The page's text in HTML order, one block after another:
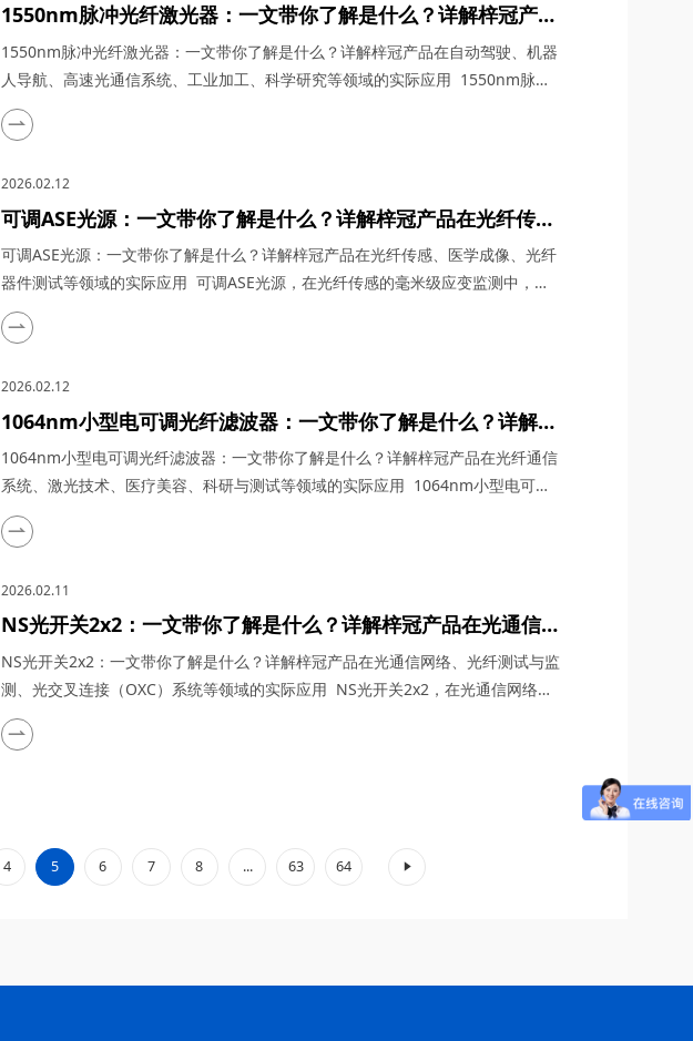
1550nm脉冲光纤激光器：一文带你了解是什么？详解梓冠产品
在自动驾驶、机器人导航、高速光通信系统、工业加工、科学研
究等领域的实际应用
1550nm脉冲光纤激光器：一文带你了解是什么？详解梓冠产品在自动驾驶、机器
人导航、高速光通信系统、工业加工、科学研究等领域的实际应用 1550nm脉冲
光纤激光器，在激光技术迅猛发展的今天，凭借其独特的光谱特性和卓越的性能，
成为众多高科技领域的核心组件。四川梓冠光电将详细解析这款激光器的技术原
统、工业加工以及科学研...
2026.02.12
可调ASE光源：一文带你了解是什么？详解梓冠产品在光纤传
感、医学成像、光纤器件测试等领域的实际应用
可调ASE光源：一文带你了解是什么？详解梓冠产品在光纤传感、医学成像、光纤
器件测试等领域的实际应用 可调ASE光源，在光纤传感的毫米级应变监测中，在
医学成像的微米级组织分辨中，在光器件测试的皮秒级时域分析中，凭借其超宽光
谱调谐能力、高功率密度及卓越的平坦度控制（≤3dB），正在重新定义光电子系
深度解析这款产品的创新...
2026.02.12
1064nm小型电可调光纤滤波器：一文带你了解是什么？详解梓
冠产品在光纤通信系统、激光技术、医疗美容、科研与测试等领
域的实际应用
1064nm小型电可调光纤滤波器：一文带你了解是什么？详解梓冠产品在光纤通信
系统、激光技术、医疗美容、科研与测试等领域的实际应用 1064nm小型电可调
光纤滤波器，在光通信、激光加工、生物医学等前沿领域，凭借其毫秒级动态调谐
能力、超窄带宽控制精度及全光纤结构优势，正在重塑光电子系统的性能边界。四
新价值。 ...
2026.02.11
NS光开关2x2：一文带你了解是什么？详解梓冠产品在光通信网
络、光纤测试与监测、光交叉连接（OXC）系统等领域的实际应
用
NS光开关2x2：一文带你了解是什么？详解梓冠产品在光通信网络、光纤测试与监
测、光交叉连接（OXC）系统等领域的实际应用 NS光开关2x2，在光通信网络流
量以每年40%的速度增长、数据中心互联需求突破100Tbps的今天，凭借其全固态
结构、微秒级切换速度和超低损耗特性，正在重塑光网络架构的底层逻辑。四川梓
4 5 6 7 8 ... 63 64»